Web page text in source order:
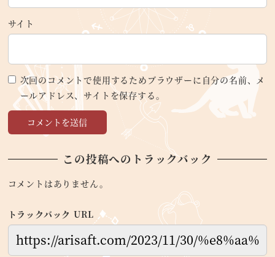
サイト
次回のコメントで使用するためブラウザーに自分の名前、メ
ールアドレス、サイトを保存する。
この投稿へのトラックバック
コメントはありません。
トラックバック URL